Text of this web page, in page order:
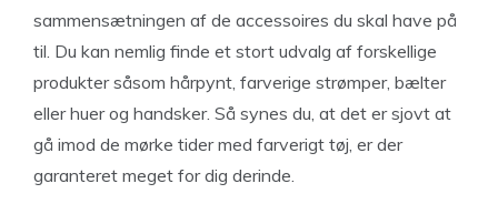
sammensætningen af de accessoires du skal have på
til. Du kan nemlig finde et stort udvalg af forskellige
produkter såsom hårpynt, farverige strømper, bælter
eller huer og handsker. Så synes du, at det er sjovt at
gå imod de mørke tider med farverigt tøj, er der
garanteret meget for dig derinde.